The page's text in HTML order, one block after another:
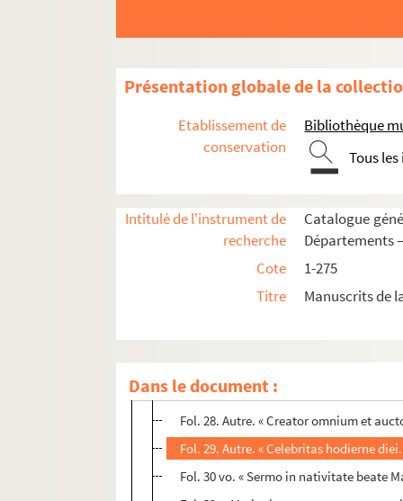
Présentation globale de la
Etablissement de
conservation
Bibliothèque
Tous
Intitulé de l'instrument de
recherche
Catalogue
Départements
Cote
1-275
Titre
Manuscrits de
Dans le document :
118. S. Grégoire le Grand. Dialogorum
120. OEuvres diverses d'Hugues de
121. [Titre absent ou non renseigné]
122. Recueil d'ouvrages de théologie
123. Recueil
Fol. 1. « Publica Theophili penitencia,
Fol. 21 vo. « Sermo de assumptione
Fol. 24 vo. « Sermo in assumptione
Fol. 27. Autre pour la même fête. «
Fol. 28. Autre. « Creator omnium et
Fol. 29. Autre. « Celebritas hodierne
Fol. 30 vo. « Sermo in nativitate beate